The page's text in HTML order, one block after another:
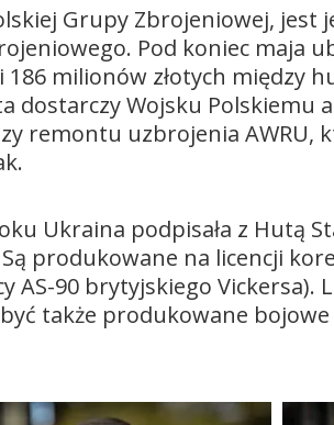
Grupy Zbrojeniowej, jest
Pod koniec maja
milionów złotych między
dostarczy Wojsku Polskiemu
remontu uzbrojenia AWRU,
Ukraina podpisała z Hutą
produkowane na licencji
AS-90 brytyjskiego Vickersa).
być także produkowane